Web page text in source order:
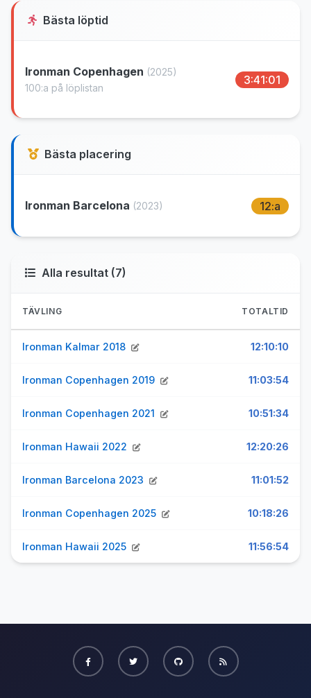
Bästa löptid
Ironman Copenhagen (2025)
100:a på löplistan
3:41:01
Bästa placering
Ironman Barcelona (2023) 12:a
Alla resultat (7)
TÄVLING TOTALTID
Ironman Kalmar 2018 12:10:10
Ironman Copenhagen 2019 11:03:54
Ironman Copenhagen 2021 10:51:34
Ironman Hawaii 2022 12:20:26
Ironman Barcelona 2023 11:01:52
Ironman Copenhagen 2025 10:18:26
Ironman Hawaii 2025 11:56:54